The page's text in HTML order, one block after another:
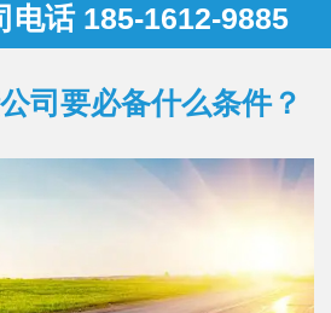
电话 185-1612-9885
司要必备什么条件？